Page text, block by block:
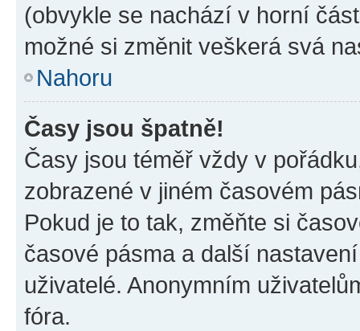
(obvykle se nachází v horní
možné si změnit veškerá svá
Nahoru
Časy jsou špatně!
Časy jsou téměř vždy v
zobrazené v jiném časovém
Pokud je to tak, změňte si
časové pásma a další
uživatelé. Anonymním
fóra.